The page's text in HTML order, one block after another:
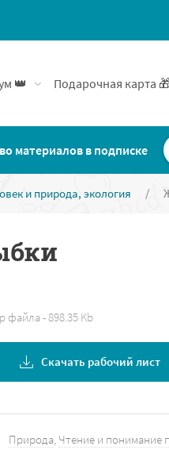
👑 Подарочная карта
материалов в подписке
и природа, экология /
файла - 898.35 Kb
Скачать рабочий лист
Природа, Чтение и понимание